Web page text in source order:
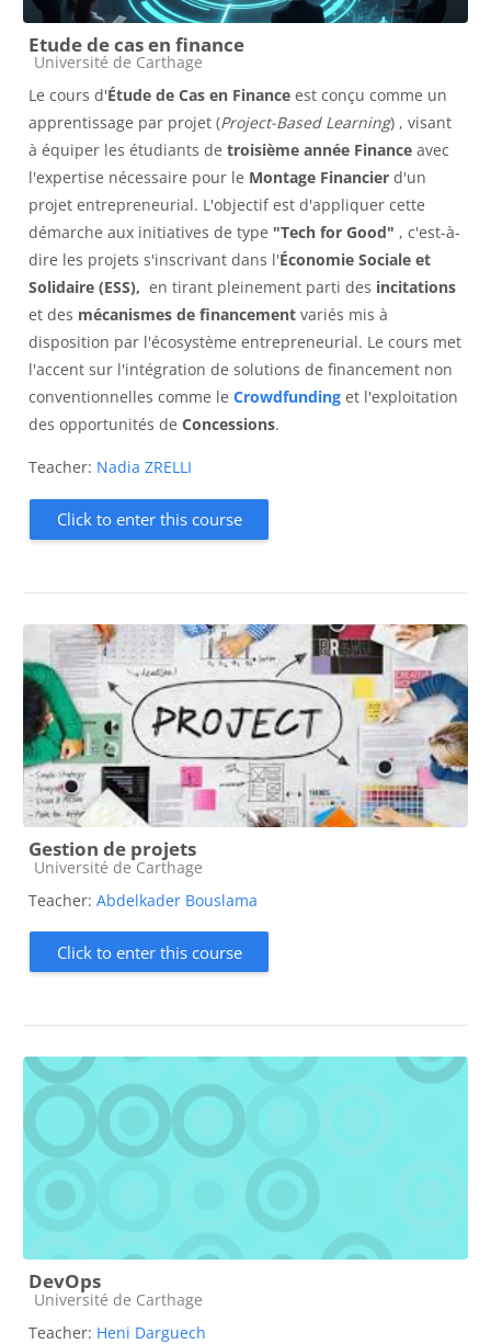
Etude de cas en finance
Course category
Université de Carthage
Le cours d'Étude de Cas en Finance est conçu comme un
apprentissage par projet (Project-Based Learning) , visant
à équiper les étudiants de troisième année Finance avec
l'expertise nécessaire pour le Montage Financier d'un
projet entrepreneurial. L'objectif est d'appliquer cette
démarche aux initiatives de type "Tech for Good" , c'est-à-
dire les projets s'inscrivant dans l'Économie Sociale et
Solidaire (ESS), en tirant pleinement parti des incitations
et des mécanismes de financement variés mis à
disposition par l'écosystème entrepreneurial. Le cours met
l'accent sur l'intégration de solutions de financement non
conventionnelles comme le Crowdfunding et l'exploitation
des opportunités de Concessions.
Teacher: Nadia ZRELLI
Click to enter this course
Gestion de projets
Course category
Université de Carthage
Teacher: Abdelkader Bouslama
Click to enter this course
DevOps
Course category
Université de Carthage
Teacher: Heni Darguech